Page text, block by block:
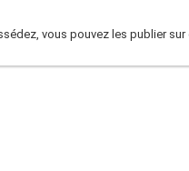
vous pouvez les publier sur